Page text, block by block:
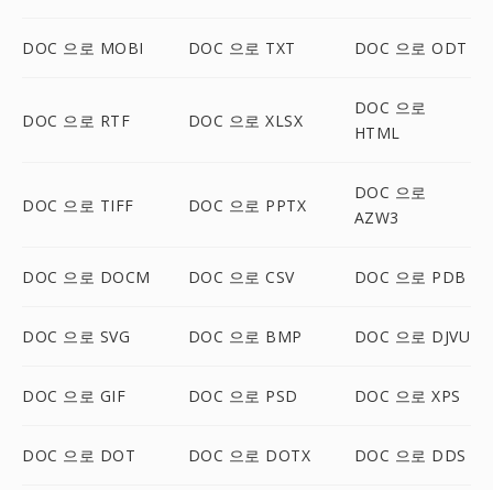
DOC 으로 MOBI DOC 으로 TXT DOC 으로 ODT
DOC 으로 RTF DOC 으로 XLSX
DOC 으로
HTML
DOC 으로 TIFF DOC 으로 PPTX
DOC 으로
AZW3
DOC 으로 DOCM DOC 으로 CSV DOC 으로 PDB
DOC 으로 SVG DOC 으로 BMP DOC 으로 DJVU
DOC 으로 GIF DOC 으로 PSD DOC 으로 XPS
DOC 으로 DOT DOC 으로 DOTX DOC 으로 DDS